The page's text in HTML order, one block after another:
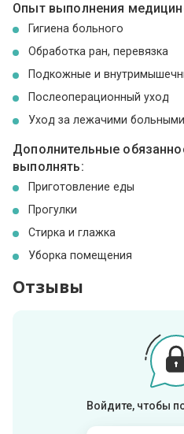
Опыт выполнения
Гигиена больного
Обработка ран, перевязка
Подкожные и
Послеоперационный уход
Уход за лежачими больными
Дополнительные
выполнять:
Приготовление еды
Прогулки
Стирка и глажка
Уборка помещения
Отзывы
Войдите, чтобы